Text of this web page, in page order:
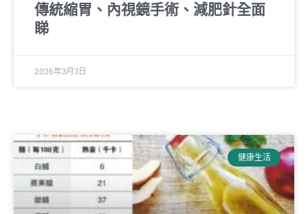
傳統縮胃、內視鏡手術、減肥針全面
睇
2026年3月3日
健康生活